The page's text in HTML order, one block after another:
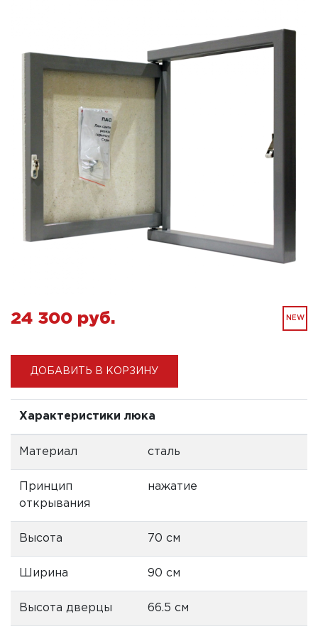
24 300 pуб. NEW
ДОБАВИТЬ В КОРЗИНУ
Характеристики люка
Материал сталь
Принцип
открывания
нажатие
Высота 70 см
Ширина 90 см
Высота дверцы 66.5 см